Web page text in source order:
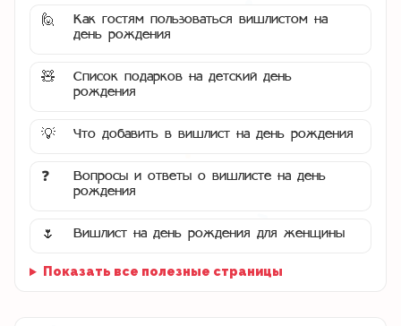
🙋
Как гостям пользоваться вишлистом на
день рождения
🧸
Список подарков на детский день
рождения
💡 Что добавить в вишлист на день рождения
❓
Вопросы и ответы о вишлисте на день
рождения
🌷 Вишлист на день рождения для женщины
Показать все полезные страницы